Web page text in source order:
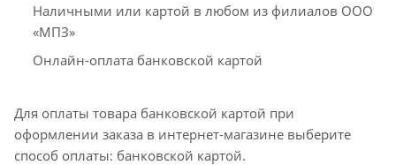
Наличными или картой в любом из филиалов ООО
«МПЗ»
Онлайн-оплата банковской картой
Для оплаты товара банковской картой при
оформлении заказа в интернет-магазине выберите
способ оплаты: банковской картой.